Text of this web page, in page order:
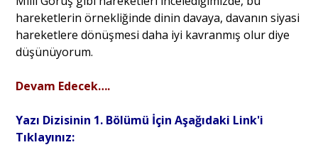
hareketlerin örnekliğinde dinin davaya, davanın siyasi
hareketlere dönüşmesi daha iyi kavranmış olur diye
düşünüyorum.
Devam Edecek….
Yazı Dizisinin 1. Bölümü İçin Aşağıdaki Link'i
Tıklayınız: